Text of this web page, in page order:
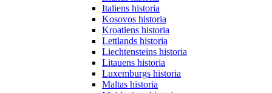
Italiens historia
Kosovos historia
Kroatiens historia
Lettlands historia
Liechtensteins historia
Litauens historia
Luxemburgs historia
Maltas historia